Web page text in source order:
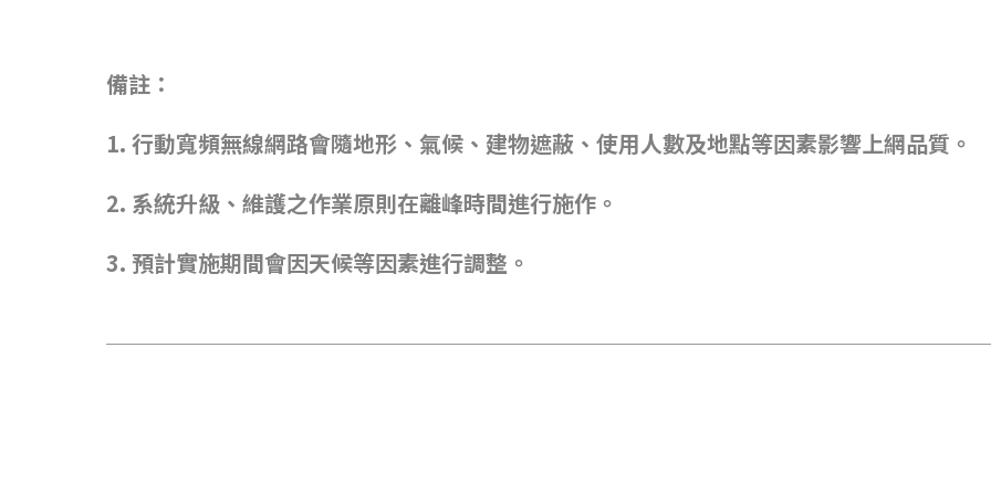
備註：
1. 行動寬頻無線網路會隨地形、氣候、建物遮蔽、使用人數及地點等因素影響上網品質。
2. 系統升級、維護之作業原則在離峰時間進行施作。
3. 預計實施期間會因天候等因素進行調整。